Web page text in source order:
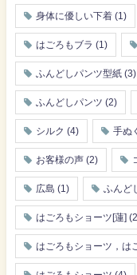
身体に優しい下着 (1)
はごろもブラ (1)
ふんどしパンツ型紙 (3)
ふんどしパンツ (2)
シルク (4) 手ぬ
お客様の声 (2)
広島 (1) ふんど
はごろもショーツ[蓮]
はごろもショーツ，は